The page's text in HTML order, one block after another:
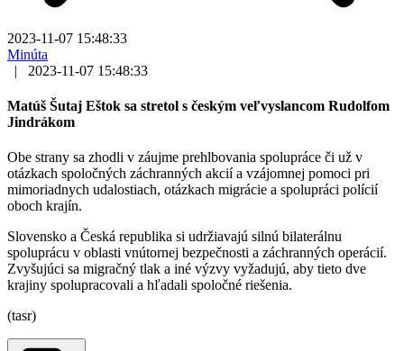
2023-11-07 15:48:33
Minúta
|
2023-11-07 15:48:33
Matúš Šutaj Eštok sa stretol s českým veľvyslancom Rudolfom
Jindrákom
Obe strany sa zhodli v záujme prehlbovania spolupráce či už v
otázkach spoločných záchranných akcií a vzájomnej pomoci pri
mimoriadnych udalostiach, otázkach migrácie a spolupráci polícií
oboch krajín.
Slovensko a Česká republika si udržiavajú silnú bilaterálnu
spoluprácu v oblasti vnútornej bezpečnosti a záchranných operácií.
Zvyšujúci sa migračný tlak a iné výzvy vyžadujú, aby tieto dve
krajiny spolupracovali a hľadali spoločné riešenia.
(tasr)